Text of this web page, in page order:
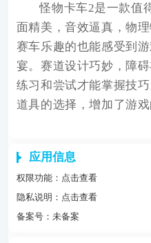
怪物卡车2是一款值
面精美，音效逼真，物
赛车乐趣的也能感受到
宴。赛道设计巧妙，障
练习和尝试才能掌握技
道具的选择，增加了游戏
应用信息
权限功能： 点击查看
隐私说明： 点击查看
备案号：未备案